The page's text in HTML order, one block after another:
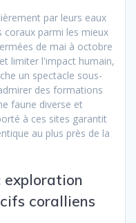
par leurs eaux
coraux parmi les mieux
de mai à octobre
limiter l'impact humain,
un spectacle sous-
des formations
faune diverse et
à ces sites garantit
au plus près de la
exploration
coralliens